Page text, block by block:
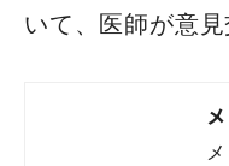
いて、医師が意見